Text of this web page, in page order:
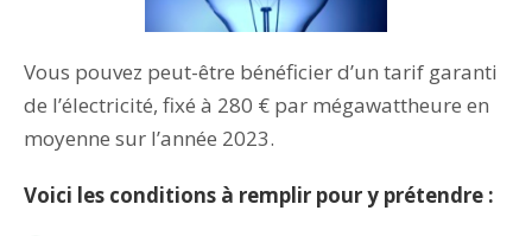
Vous pouvez peut-être bénéficier d’un tarif garanti
de l’électricité, fixé à 280 € par mégawattheure en
moyenne sur l’année 2023.
Voici les conditions à remplir pour y prétendre :